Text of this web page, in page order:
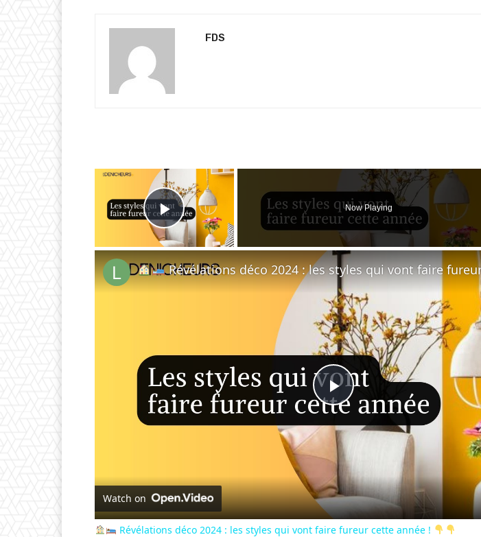
FDS
×
Play Video
Now Playing
Play
Video
Révélations déco 2024 : les styles qui vont faire fureur cette
Watch on
Révélations déco 2024 : les styles qui vont faire fureur cette année !